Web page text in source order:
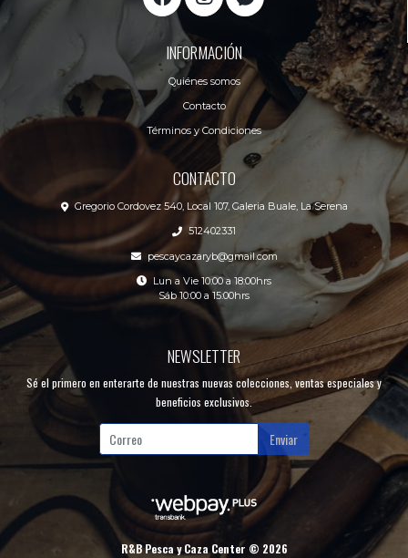
INFORMACIÓN
Quiénes somos
Contacto
Términos y Condiciones
CONTACTO
Gregorio Cordovez 540, Local 107, Galeria Buale, La Serena
512402331
pescaycazaryb@gmail.com
Lun a Vie 10:00 a 18:00hrs
Sáb 10:00 a 15:00hrs
NEWSLETTER
Sé el primero en enterarte de nuestras nuevas colecciones, ventas especiales y
beneficios exclusivos.
Enviar
R&B Pesca y Caza Center © 2026